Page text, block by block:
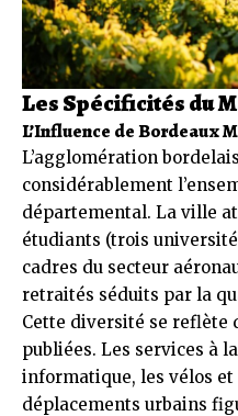
Les Spécificités du
L’Influence de Bordeaux
L’agglomération
considérablement
départemental. La ville
étudiants (trois
cadres du secteur
retraités séduits par la
Cette diversité se reflète
publiées. Les services à
informatique, les vélos et
déplacements urbains